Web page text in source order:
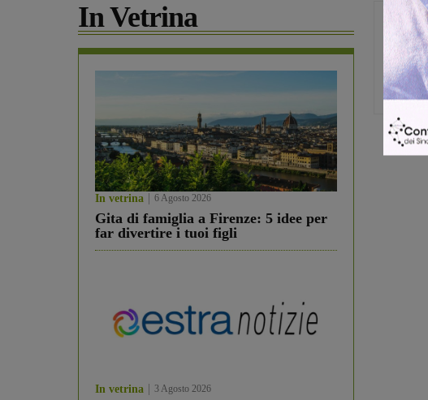
In Vetrina
In vetrina 6 Agosto 2026
Gita di famiglia a Firenze: 5 idee per
far divertire i tuoi figli
In vetrina 3 Agosto 2026